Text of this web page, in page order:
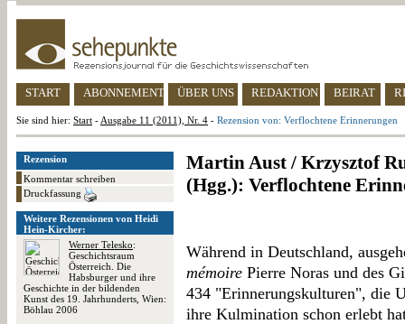
START ABONNEMENT ÜBER UNS REDAKTION BEIRAT
Sie sind hier: Start - Ausgabe 11 (2011), Nr. 4 - Rezension von: Verflochtene Erinnerungen
Rezension
Kommentar schreiben
Druckfassung
Weitere Rezensionen von Heidi
Hein-Kircher:
Werner Telesko:
Geschichtsraum
Österreich. Die
Habsburger und ihre
Geschichte in der bildenden
Kunst des 19. Jahrhunderts, Wien:
Böhlau 2006
Martin Aust / Krzysztof
(Hgg.): Verflochtene
Während in Deutschland,
mémoire Pierre Noras und des
434 "Erinnerungskulturen", die
ihre Kulmination schon erlebt